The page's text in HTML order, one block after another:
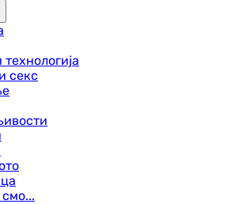
секс